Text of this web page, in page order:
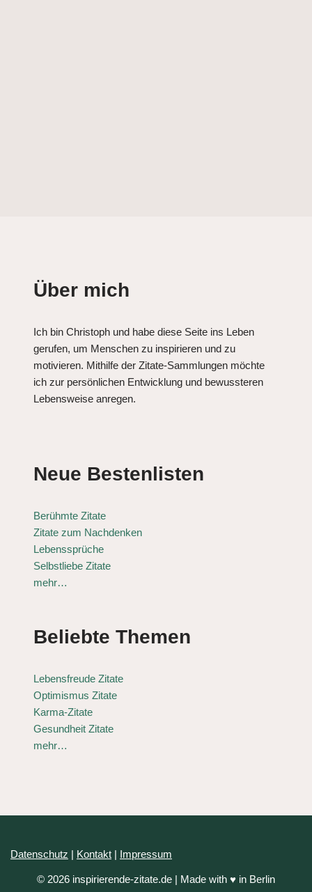
Über mich
Ich bin Christoph und habe diese Seite ins Leben
gerufen, um Menschen zu inspirieren und zu
motivieren. Mithilfe der Zitate-Sammlungen möchte
ich zur persönlichen Entwicklung und bewussteren
Lebensweise anregen.
Neue Bestenlisten
Berühmte Zitate
Zitate zum Nachdenken
Lebenssprüche
Selbstliebe Zitate
mehr…
Beliebte Themen
Lebensfreude Zitate
Optimismus Zitate
Karma-Zitate
Gesundheit Zitate
mehr…
Datenschutz | Kontakt | Impressum
© 2026 inspirierende-zitate.de | Made with ♥ in Berlin